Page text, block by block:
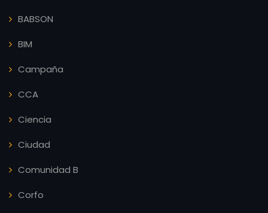
BABSON
BIM
Campaña
CCA
Ciencia
Ciudad
Comunidad B
Corfo